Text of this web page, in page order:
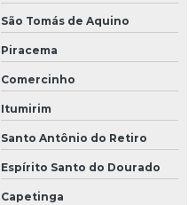
São Tomás de Aquino
Piracema
Comercinho
Itumirim
Santo Antônio do Retiro
Espírito Santo do Dourado
Capetinga